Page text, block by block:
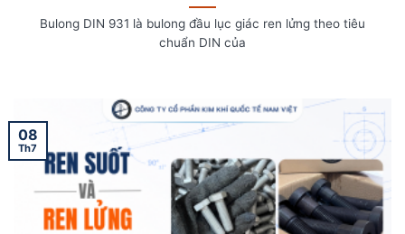
Bulong DIN 931 là bulong đầu lục giác ren lửng theo tiêu
chuẩn DIN của
08
Th7